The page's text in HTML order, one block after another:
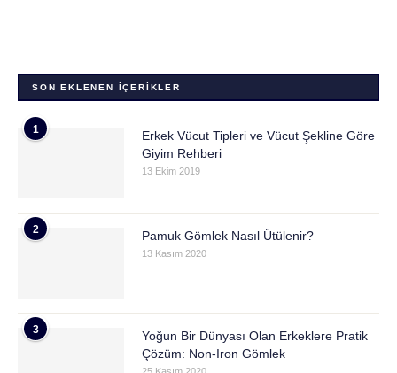
SON EKLENEN İÇERIKLER
1
Erkek Vücut Tipleri ve Vücut Şekline Göre
Giyim Rehberi
13 Ekim 2019
2
Pamuk Gömlek Nasıl Ütülenir?
13 Kasım 2020
3
Yoğun Bir Dünyası Olan Erkeklere Pratik
Çözüm: Non-Iron Gömlek